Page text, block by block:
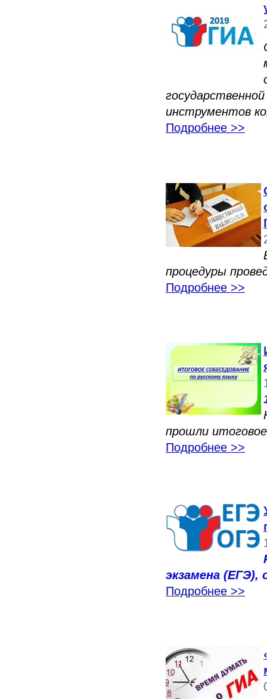
инструментов
Подробнее >>
процедуры
Подробнее >>
прошли итоговое
Подробнее >>
экзамена (ЕГЭ),
Подробнее >>